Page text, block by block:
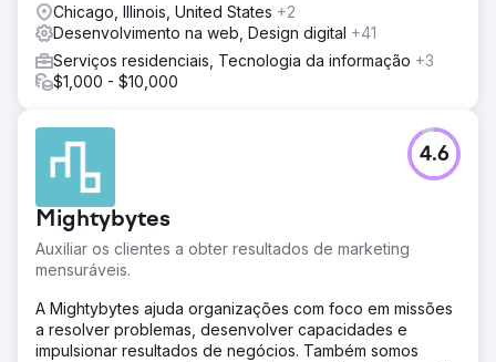
Chicago, Illinois, United States +2
Desenvolvimento na web, Design digital +41
Serviços residenciais, Tecnologia da informação +3
$1,000 - $10,000
Mightybytes
Auxiliar os clientes a obter resultados de marketing
mensuráveis.
4.6
A Mightybytes ajuda organizações com foco em missões
a resolver problemas, desenvolver capacidades e
impulsionar resultados de negócios. Também somos